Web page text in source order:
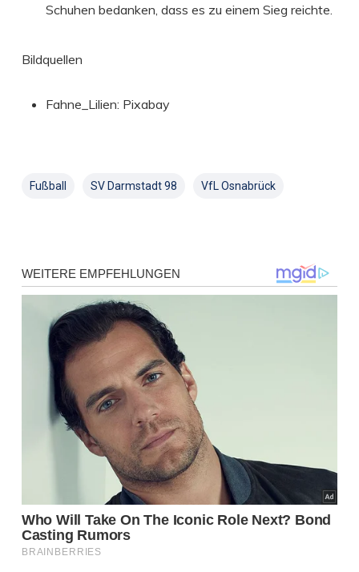
Schuhen bedanken, dass es zu einem Sieg reichte.
Bildquellen
Fahne_Lilien: Pixabay
Fußball SV Darmstadt 98 VfL Osnabrück